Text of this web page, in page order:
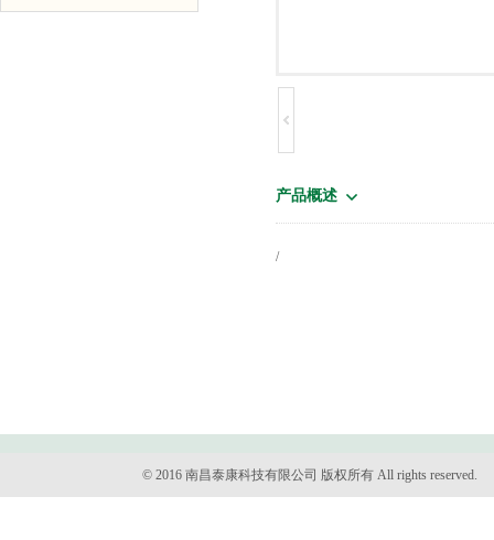
产品概述
/
© 2016 南昌泰康科技有限公司 版权所有 All rights reserved.